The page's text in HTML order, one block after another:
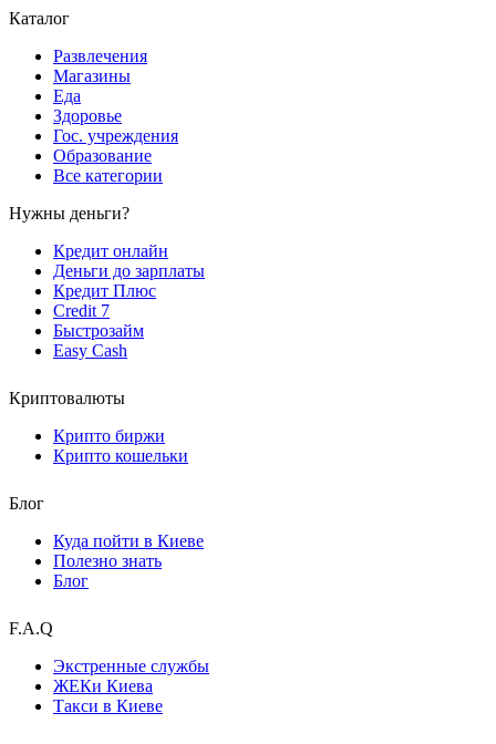
Каталог
Развлечения
Магазины
Еда
Здоровье
Гос. учреждения
Образование
Все категории
Нужны деньги?
Кредит онлайн
Деньги до зарплаты
Кредит Плюс
Credit 7
Быстрозайм
Easy Cash
Криптовалюты
Крипто биржи
Крипто кошельки
Блог
Куда пойти в Киеве
Полезно знать
Блог
F.A.Q
Экстренные службы
ЖЕКи Киева
Такси в Киеве